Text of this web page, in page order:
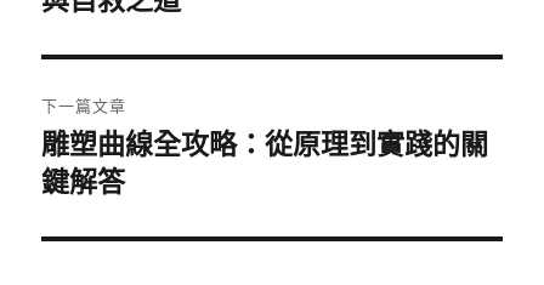
覽
文
章:
下一篇文章
下
一
文
雕塑曲線全攻略：從原理到實踐的關
鍵解答